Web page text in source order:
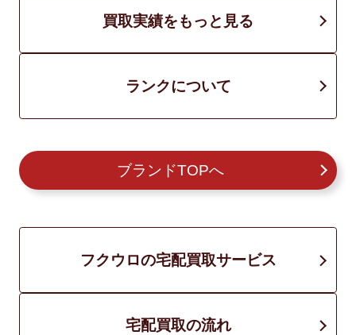
買取実績をもっと見る
ランクについて
ブランドTOPへ
フクウロの宅配買取サービス
宅配買取の流れ